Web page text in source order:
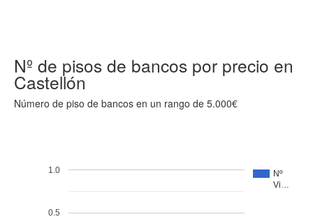
Nº de pisos de bancos por precio en
Castellón
Número de piso de bancos en un rango de 5.000€
Nº
Vi…
0.5
1.0